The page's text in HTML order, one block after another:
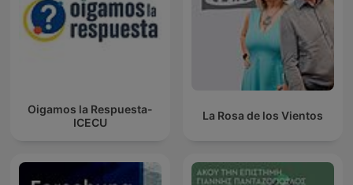
Oigamos la Respuesta-
ICECU
La Rosa de los Vientos